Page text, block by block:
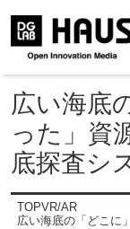
広い海底
った」資
底探査シ
TOPVR/AR